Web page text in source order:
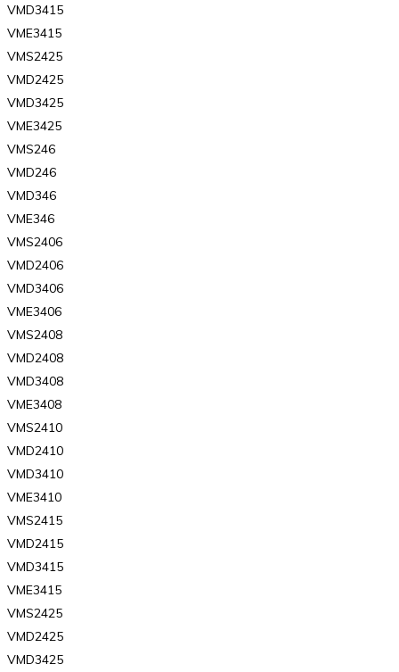
VMD3415
VME3415
VMS2425
VMD2425
VMD3425
VME3425
VMS246
VMD246
VMD346
VME346
VMS2406
VMD2406
VMD3406
VME3406
VMS2408
VMD2408
VMD3408
VME3408
VMS2410
VMD2410
VMD3410
VME3410
VMS2415
VMD2415
VMD3415
VME3415
VMS2425
VMD2425
VMD3425